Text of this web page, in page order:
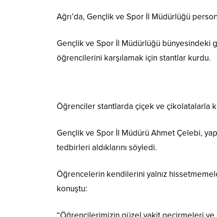
Ağrı’da, Gençlik ve Spor İl Müdürlüğü
Gençlik ve Spor İl Müdürlüğü bünyesindeki
öğrencilerini karşılamak için stantlar kurdu.
Öğrenciler stantlarda çiçek ve çikolatalarla
Gençlik ve Spor İl Müdürü Ahmet Çelebi,
tedbirleri aldıklarını söyledi.
Öğrencelerin kendilerini yalnız
konuştu: